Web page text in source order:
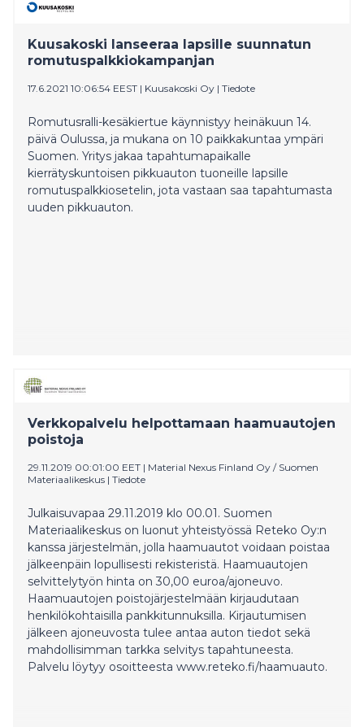
Kuusakoski lanseeraa lapsille suunnatun
romutuspalkkiokampanjan
17.6.2021 10:06:54 EEST | Kuusakoski Oy | Tiedote
Romutusralli-kesäkiertue käynnistyy heinäkuun 14.
päivä Oulussa, ja mukana on 10 paikkakuntaa ympäri
Suomen. Yritys jakaa tapahtumapaikalle
kierrätyskuntoisen pikkuauton tuoneille lapsille
romutuspalkkiosetelin, jota vastaan saa tapahtumasta
uuden pikkuauton.
Verkkopalvelu helpottamaan haamuautojen
poistoja
29.11.2019 00:01:00 EET | Material Nexus Finland Oy / Suomen
Materiaalikeskus | Tiedote
Julkaisuvapaa 29.11.2019 klo 00.01. Suomen
Materiaalikeskus on luonut yhteistyössä Reteko Oy:n
kanssa järjestelmän, jolla haamuautot voidaan poistaa
jälkeenpäin lopullisesti rekisteristä. Haamuautojen
selvittelytyön hinta on 30,00 euroa/ajoneuvo.
Haamuautojen poistojärjestelmään kirjaudutaan
henkilökohtaisilla pankkitunnuksilla. Kirjautumisen
jälkeen ajoneuvosta tulee antaa auton tiedot sekä
mahdollisimman tarkka selvitys tapahtuneesta.
Palvelu löytyy osoitteesta www.reteko.fi/haamuauto.